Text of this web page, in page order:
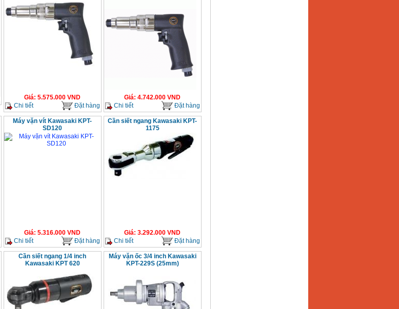
Giá: 5.575.000 VND
Chi tiết
Đặt hàng
Giá: 4.742.000 VND
Chi tiết
Đặt hàng
Máy vặn vít Kawasaki KPT-
SD120
Giá: 5.316.000 VND
Chi tiết
Đặt hàng
Cần siết ngang Kawasaki KPT-
1175
Giá: 3.292.000 VND
Chi tiết
Đặt hàng
Cần siết ngang 1/4 inch
Kawasaki KPT 620
Máy vặn ốc 3/4 inch Kawasaki
KPT-229S (25mm)